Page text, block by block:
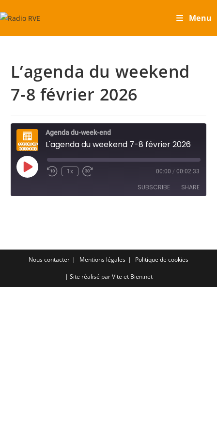
to
Menu
L’agenda du weekend
7-8 février 2026
Agenda du-week-end
L'agenda du weekend 7-8 février 2026
Play
Episode
1x 00:00 / 00:02:33
SUBSCRIBE SHARE
EMBEDNous contacter Mentions légales Politique de cookies
| Site réalisé parVite et Bien.net